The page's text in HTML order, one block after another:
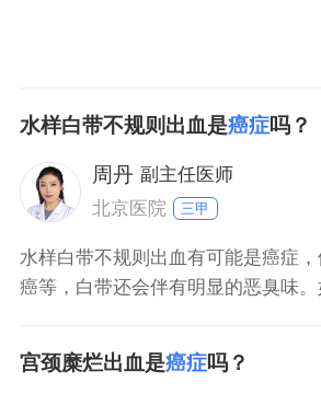
水样白带不规则出血是癌症吗？
周丹 副主任医师
北京医院
三甲
水样白带不规则出血有可能是癌症
癌等，白带还会伴有明显的恶臭味
癌。不过患者也不要有太重的心理负
状，也有可能是良性病变造成的，例
宫颈糜烂出血是癌症吗？